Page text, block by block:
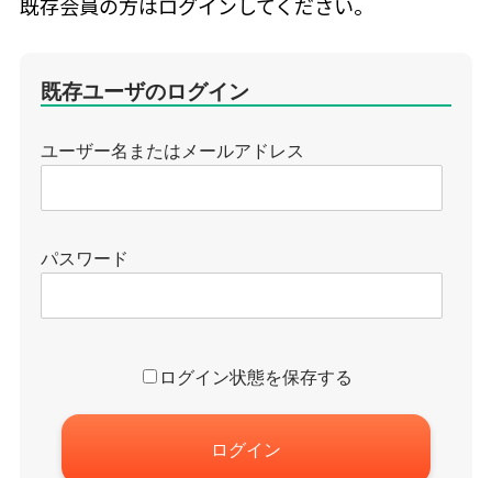
既存会員の方はログインしてください。
既存ユーザのログイン
ユーザー名またはメールアドレス
パスワード
ログイン状態を保存する